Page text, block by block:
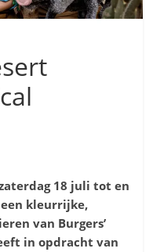
18 juli tot en
een kleurrijke,
van Burgers’
in opdracht van